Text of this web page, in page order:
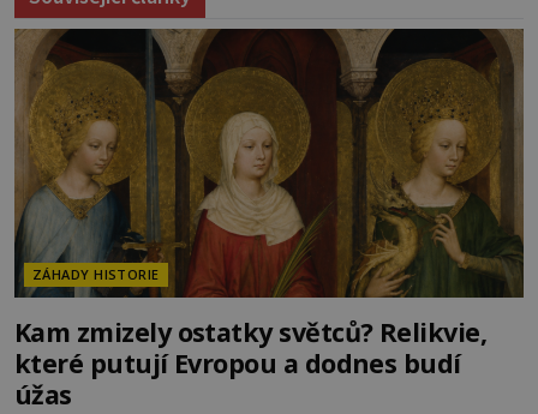
ZÁHADY HISTORIE
Kam zmizely ostatky světců? Relikvie,
které putují Evropou a dodnes budí
úžas